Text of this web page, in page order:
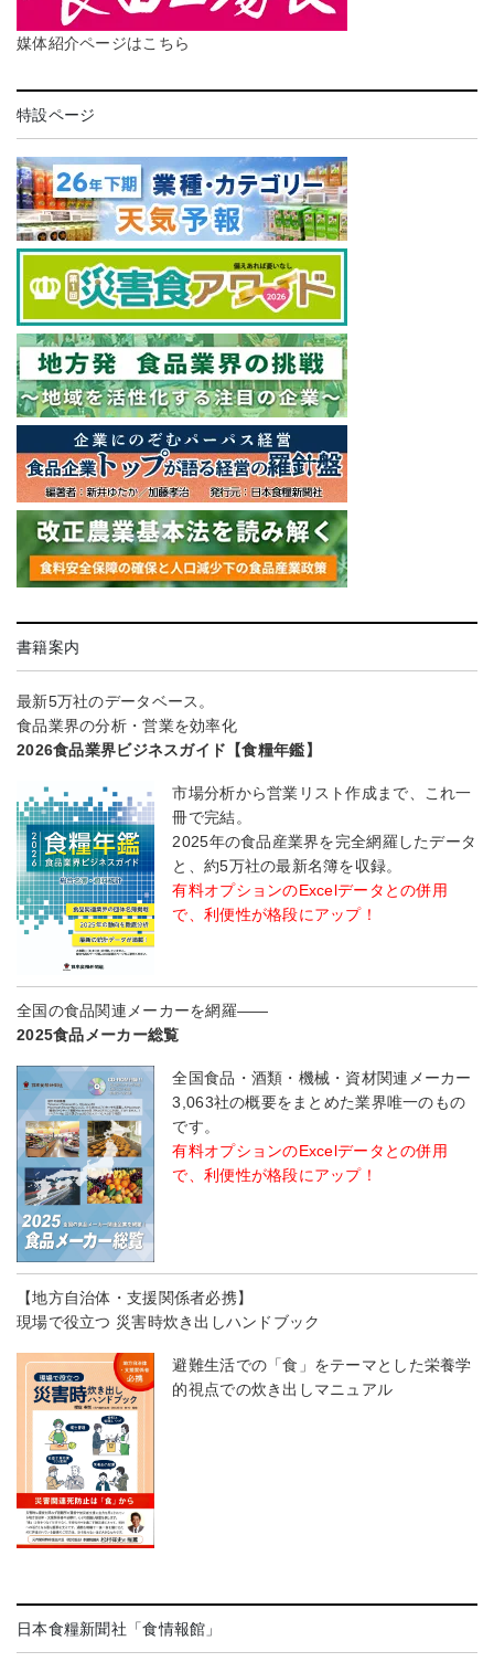
媒体紹介ページはこちら
特設ページ
書籍案内
最新5万社のデータベース。
食品業界の分析・営業を効率化
2026食品業界ビジネスガイド【食糧年鑑】
市場分析から営業リスト作成まで、これ一
冊で完結。
2025年の食品産業界を完全網羅したデータ
と、約5万社の最新名簿を収録。
有料オプションのExcelデータとの併用
で、利便性が格段にアップ！
全国の食品関連メーカーを網羅――
2025食品メーカー総覧
全国食品・酒類・機械・資材関連メーカー
3,063社の概要をまとめた業界唯一のもの
です。
有料オプションのExcelデータとの併用
で、利便性が格段にアップ！
【地方自治体・支援関係者必携】
現場で役立つ 災害時炊き出しハンドブック
避難生活での「食」をテーマとした栄養学
的視点での炊き出しマニュアル
日本食糧新聞社「食情報館」